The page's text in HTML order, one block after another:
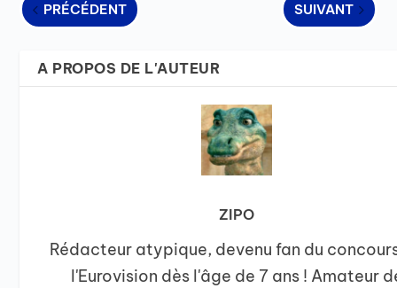
PRÉCÉDENT SUIVANT
A PROPOS DE L'AUTEUR
ZIPO
Rédacteur atypique, devenu fan du
l'Eurovision dès l'âge de 7 ans ! Amateur